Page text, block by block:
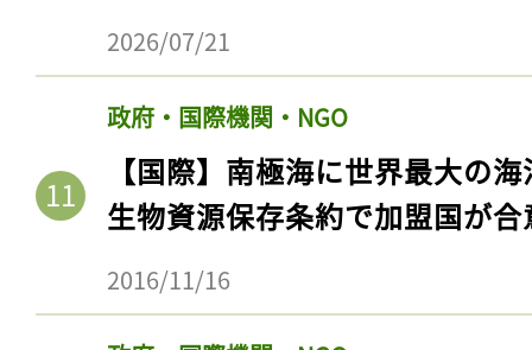
2026/07/21
政府・国際機関・NGO
【国際】南極海に世界最大の
生物資源保存条約で加盟国が合
2016/11/16